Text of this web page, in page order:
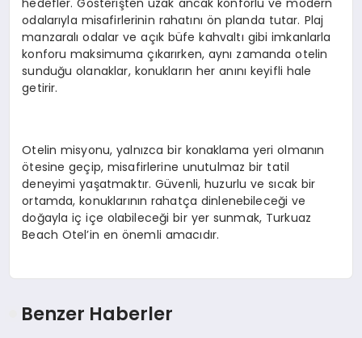
odalarıyla misafirlerinin rahatını ön planda tutar. Plaj
manzaralı odalar ve açık büfe kahvaltı gibi imkanlarla
konforu maksimuma çıkarırken, aynı zamanda otelin
sunduğu olanaklar, konukların her anını keyifli hale
getirir.
Otelin misyonu, yalnızca bir konaklama yeri olmanın
ötesine geçip, misafirlerine unutulmaz bir tatil
deneyimi yaşatmaktır. Güvenli, huzurlu ve sıcak bir
ortamda, konuklarının rahatça dinlenebileceği ve
doğayla iç içe olabileceği bir yer sunmak, Turkuaz
Beach Otel’in en önemli amacıdır.
Benzer Haberler